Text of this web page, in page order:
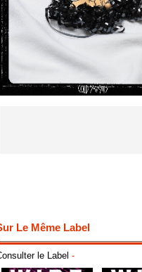
Le Même Label
le Label-